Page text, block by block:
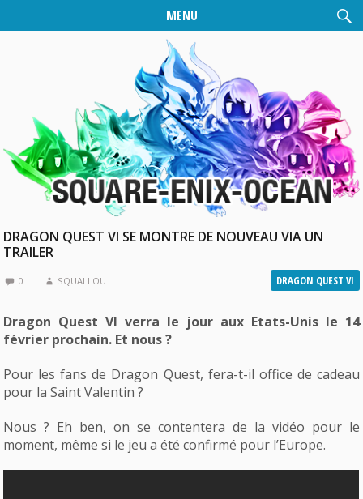
MENU
DRAGON QUEST VI SE MONTRE DE NOUVEAU VIA UN
TRAILER
DRAGON QUEST VI
0 SQUALLOU
Dragon Quest VI verra le jour aux Etats-Unis le 14
février prochain. Et nous ?
Pour les fans de Dragon Quest, fera-t-il office de cadeau
pour la Saint Valentin ?
Nous ? Eh ben, on se contentera de la vidéo pour le
moment, même si le jeu a été confirmé pour l’Europe.